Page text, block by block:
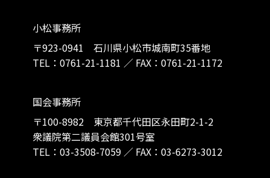
小松事務所
〒923-0941 石川県小松市城南町35番地
TEL： 0761-21-1181 ／ FAX：0761-21-1172
国会事務所
〒100-8982 東京都千代田区永田町2-1-2
衆議院第二議員会館301号室
TEL： 03-3508-7059／ FAX：03-6273-3012